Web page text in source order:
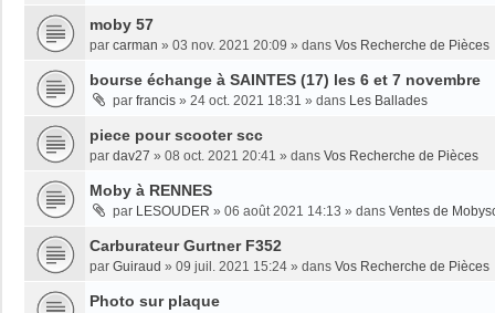
moby 57
par carman » 03 nov. 2021 20:09 » dans Vos Recherche de Pièces
bourse échange à SAINTES (17) les 6 et 7 novembre
par francis » 24 oct. 2021 18:31 » dans Les Ballades
piece pour scooter scc
par dav27 » 08 oct. 2021 20:41 » dans Vos Recherche de Pièces
Moby à RENNES
par LESOUDER » 06 août 2021 14:13 » dans Ventes de
Carburateur Gurtner F352
par Guiraud » 09 juil. 2021 15:24 » dans Vos Recherche de Pièces
Photo sur plaque